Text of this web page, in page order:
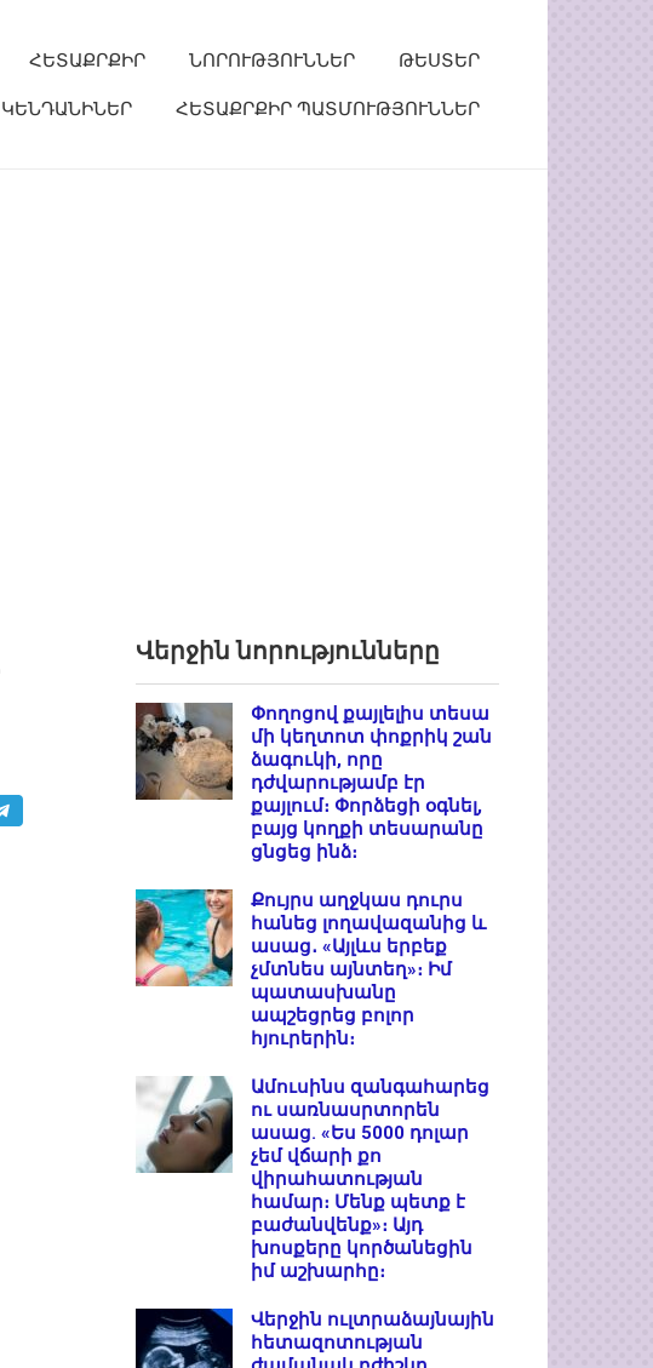
ՀԵՏԱՔՐՔԻՐ ՆՈՐՈՒԹՅՈՒՆՆԵՐ ԹԵՍՏԵՐ
ԿԵՆԴԱՆԻՆԵՐ ՀԵՏԱՔՐՔԻՐ ՊԱՏՄՈՒԹՅՈՒՆՆԵՐ
Վերջին նորությունները
Փողոցով քայլելիս տեսա
մի կեղտոտ փոքրիկ շան
ձագուկի, որը
դժվարությամբ էր
քայլում։ Փորձեցի օգնել,
բայց կողքի տեսարանը
ցնցեց ինձ։
Քույրս աղջկաս դուրս
հանեց լողավազանից և
ասաց․ «Այլևս երբեք
չմտնես այնտեղ»։ Իմ
պատասխանը
ապշեցրեց բոլոր
հյուրերին։
Ամուսինս զանգահարեց
ու սառնասրտորեն
ասաց. «Ես 5000 դոլար
չեմ վճարի քո
վիրահատության
համար։ Մենք պետք է
բաժանվենք»։ Այդ
խոսքերը կործանեցին
իմ աշխարհը։
Վերջին ուլտրաձայնային
հետազոտության